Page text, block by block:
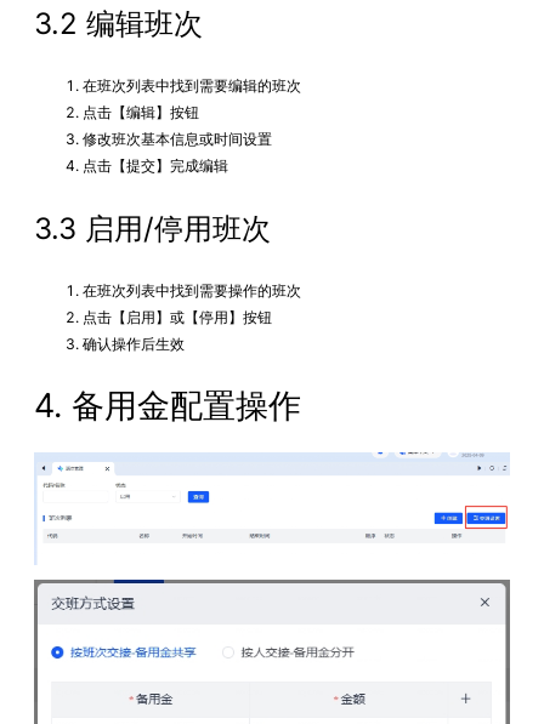
3.2 编辑班次
在班次列表中找到需要编辑的班次
点击【编辑】按钮
修改班次基本信息或时间设置
点击【提交】完成编辑
3.3 启用/停用班次
在班次列表中找到需要操作的班次
点击【启用】或【停用】按钮
确认操作后生效
4. 备用金配置操作